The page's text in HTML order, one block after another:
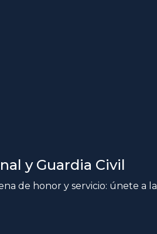
y Guardia Civil
de honor y servicio: únete a la